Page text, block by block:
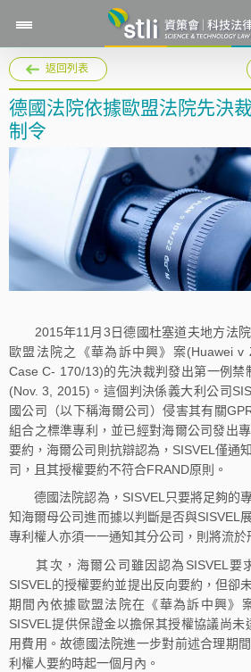
返回列表
德國法院依據歐盟法院先決
制令
2015年11月3日德國杜塞道夫地方法院
歐盟法院之《華為訴中興》案(Huawei v
Case C- 170/13)的先決裁判發出第一例禁
(Nov. 3, 2015)。這個判決係義大利公司
國公司（以下稱海爾公司）侵害其有關
組合之標準專利，並已經對海爾公司發出
要約，海爾公司則抗辯認為，SISVEL僅通
司，且其授權要約不符合FRAND原則。
德國法院認為，SISVEL只要將足夠的
知海爾母公司進而據以判斷是否與SISVEL
專利權人亦須一一通知其分公司，則將流於
其次，海爾公司雖因認為SISVEL要
SISVEL的授權要約並提出反向要約，但卻
期間內依據歐盟法院在《華為訴中興》
SISVEL提供保證金以擔保其授權協議尚未
用費用。故德國法院進一步對前述合理期
利權人要約時起一個月內。